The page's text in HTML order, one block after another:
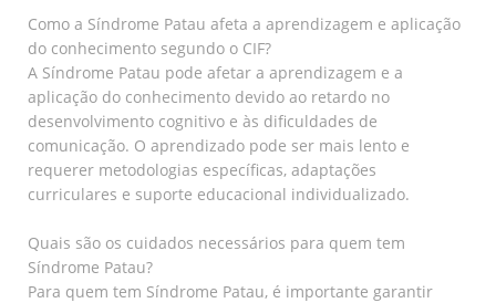
Como a Síndrome Patau afeta a aprendizagem e aplicação
do conhecimento segundo o CIF?
A Síndrome Patau pode afetar a aprendizagem e a
aplicação do conhecimento devido ao retardo no
desenvolvimento cognitivo e às dificuldades de
comunicação. O aprendizado pode ser mais lento e
requerer metodologias específicas, adaptações
curriculares e suporte educacional individualizado.
Quais são os cuidados necessários para quem tem
Síndrome Patau?
Para quem tem Síndrome Patau, é importante garantir